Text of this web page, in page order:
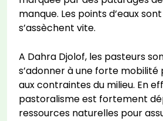
manque. Les points d’eaux
s’assèchent vite.
A Dahra Djolof, les pasteurs
s’adonner à une forte
aux contraintes du milieu. En
pastoralisme est fortement
ressources naturelles pour